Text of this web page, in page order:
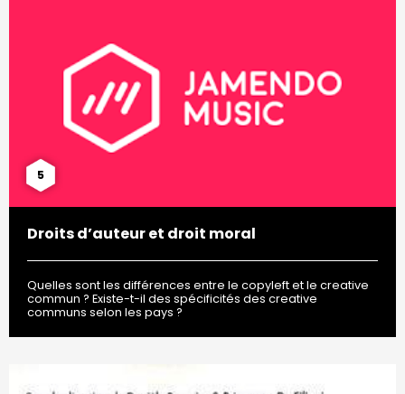
5
Droits d’auteur et droit moral
Quelles sont les différences entre le copyleft et le creative
commun ? Existe-t-il des spécificités des creative
communs selon les pays ?